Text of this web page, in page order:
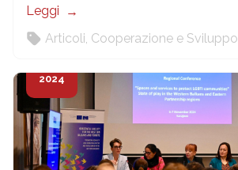
Leggi
Articoli Cooperazione e Sviluppo
30
2024